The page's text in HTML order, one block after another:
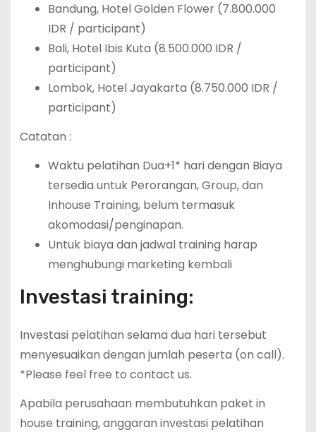
Bandung, Hotel Golden Flower (7.800.000
IDR / participant)
Bali, Hotel Ibis Kuta (8.500.000 IDR /
participant)
Lombok, Hotel Jayakarta (8.750.000 IDR /
participant)
Catatan :
Waktu pelatihan Dua+1* hari dengan Biaya
tersedia untuk Perorangan, Group, dan
Inhouse Training, belum termasuk
akomodasi/penginapan.
Untuk biaya dan jadwal training harap
menghubungi marketing kembali
Investasi training:
Investasi pelatihan selama dua hari tersebut
menyesuaikan dengan jumlah peserta (on call).
*Please feel free to contact us.
Apabila perusahaan membutuhkan paket in
house training, anggaran investasi pelatihan